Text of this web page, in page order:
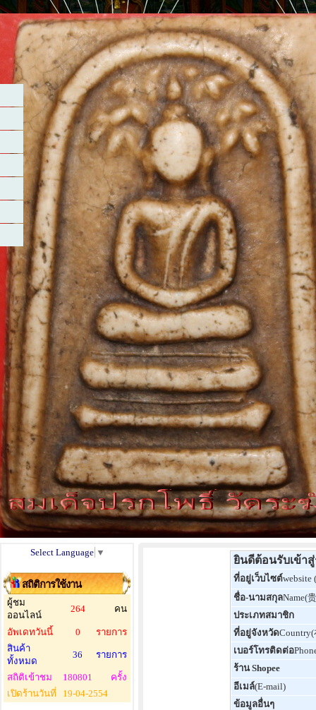
Select Language ▼
สถิติการใช้งาน
ผู้ชม
ออนไลน์
264 คน
อัพเดทวันนี้ 0
รายการ
สินค้า
ทั้งหมด
36 รายการ
สถิติเข้าชม 180801
ครั้ง
เปิดร้านวันที่
19-04-2554
ยินดีต้อนรับเข้า
ที่อยู่เว็บไซต์website
ชื่อ-นามสกุลName(
ประเภทสมาชิก
ที่อยู่จังหวัดCountry(
เบอร์โทรติดต่อ
ร้าน Shopee
อีเมล์(E-mail)
ข้อมูลอื่นๆ